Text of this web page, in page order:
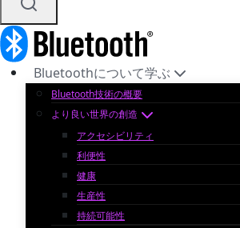
Bluetoothについて学ぶ
Bluetooth技術の概要
より良い世界の創造
アクセシビリティ
利便性
健康
生産性
持続可能性